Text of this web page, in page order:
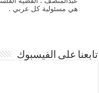
هي مسئولية كل عربي .
تابعنا على الفيسبوك